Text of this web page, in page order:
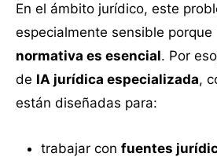
En el ámbito jurídico, este
especialmente sensible porque
normativa es esencial. Por
de IA jurídica especializada,
están diseñadas para:
trabajar con fuentes